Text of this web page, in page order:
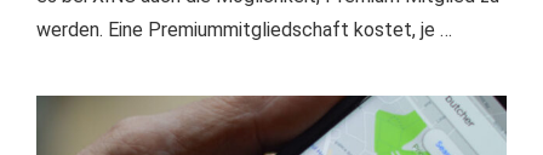
werden. Eine Premiummitgliedschaft kostet, je …